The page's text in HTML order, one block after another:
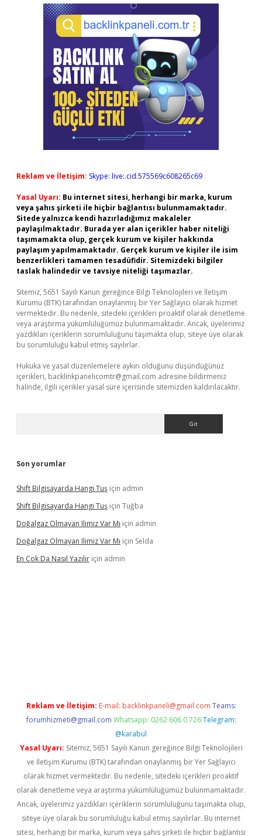
Reklam ve İletişim: Skype: live:.cid.575569c608265c69
Yasal Uyarı: Bu internet sitesi, herhangi bir marka, kurum
veya şahıs şirketi ile hiçbir bağlantısı bulunmamaktadır.
Sitede yalnızca kendi hazırladığımız makaleler
paylaşılmaktadır. Burada yer alan içerikler haber niteliği
taşımamakta olup, gerçek kurum ve kişiler hakkında
paylaşım yapılmamaktadır. Gerçek kurum ve kişiler ile isim
benzerlikleri tamamen tesadüfidir. Sitemizdeki bilgiler
taslak halindedir ve tavsiye niteliği taşımazlar.
Sitemiz, 5651 Sayılı Kanun gereğince Bilgi Teknolojileri ve İletişim
Kurumu (BTK) tarafından onaylanmış bir Yer Sağlayıcı olarak hizmet
vermektedir. Bu nedenle, sitedeki içerikleri proaktif olarak denetleme
veya araştırma yükümlülüğümüz bulunmamaktadır. Ancak, üyelerimiz
yazdıkları içeriklerin sorumluluğunu taşımakta olup, siteye üye olarak
bu sorumluluğu kabul etmiş sayılırlar.
Hukuka ve yasal düzenlemelere aykırı olduğunu düşündüğünüz
içerikleri, backlinkpanelicomtr@gmail.com adresine bildirmeniz
halinde, ilgili içerikler yasal süre içerisinde sitemizden kaldırılacaktır.
Son yorumlar
Shift Bilgisayarda Hangi Tuş için admin
Shift Bilgisayarda Hangi Tuş için Tuğba
Doğalgaz Olmayan Ilimiz Var Mı için admin
Doğalgaz Olmayan Ilimiz Var Mı için Selda
En Çok Da Nasıl Yazılır için admin
Reklam ve İletişim: E-mail: backlinkpaneli@gmail.com Teams:
forumhizmeti@gmail.com Whatsapp: 0262 606 0 726 Telegram:
@karabul
Yasal Uyarı: Sitemiz, 5651 Sayılı Kanun gereğince Bilgi Teknolojileri
ve İletişim Kurumu (BTK) tarafından onaylanmış bir Yer Sağlayıcı
olarak hizmet vermektedir. Bu nedenle, sitedeki içerikleri proaktif
olarak denetleme veya araştırma yükümlülüğümüz bulunmamaktadır.
Ancak, üyelerimiz yazdıkları içeriklerin sorumluluğunu taşımakta olup,
siteye üye olarak bu sorumluluğu kabul etmiş sayılırlar. Bu internet
sitesi, herhangi bir marka, kurum veya şahıs şirketi ile hiçbir bağlantısı